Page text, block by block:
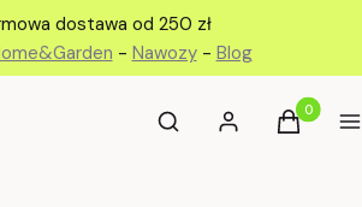
dostawa od 250 zł
- Nawozy- Blog
Otwórz wyszukiwarkę
Szukaj Zaloguj sięProdukty
Koszyk